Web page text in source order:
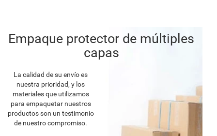
Empaque protector de múltiples
capas
La calidad de su envío es
nuestra prioridad, y los
materiales que utilizamos
para empaquetar nuestros
productos son un testimonio
de nuestro compromiso.